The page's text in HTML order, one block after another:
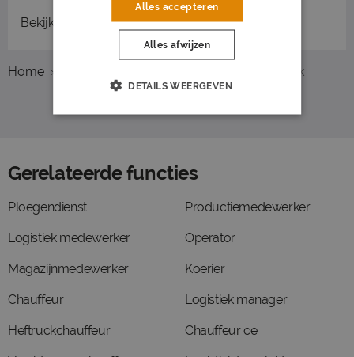
Bekijk recent gesloten vacatures
Home Logistiek
Gerelateerde functies
Ploegendienst
Logistiek medewerker
Magazijnmedewerker
Chauffeur
Heftruckchauffeur
Productiemedewerker
Operator
Koerier
Logistiek manager
Chauffeur ce
Alles accepteren
Alles afwijzen
DETAILS WEERGEVEN